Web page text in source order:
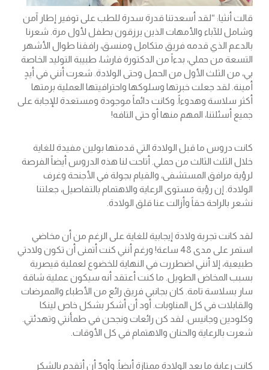
قالت أنثيا: “لقد أسعدتنا قدرة سدرة للطب على توفير إطار آمن
وشامل للآباء والأمهات الذين يرزقون بطفل لأول مرة. شعرنا
بالدعم الذي قدمه فريق متكامل ومنسق، رافقنا طوال الأشهر
التسعة من حملي، بدءاً من الدكتورة فارشا، طبيبة التوليد الخاصة
بي، من الثلث الأول من الحمل وحتى الولادة. شعرت أنني في أيدٍ
أمينة. لقد جعلت خبرتها وسلوكها واحترافيتها العملية برمتها
أكثر سلاسة وهدوءاً. وكانت دائماً موجودة ومستعدة للإجابة على
جميع أسئلتنا، المهم منها أو حتى التافه!
كانت دروس ما قبل الولادة التي قدمتها بولين مفيدة للغاية
خلال الثلث الثالث من حملي. أتاحت لنا هذه الدروس أيضاً الفرصة
لرؤية مرافق المستشفى، والقيام بجولة في الأجنحة وغرف
الولادة. إن رؤية مستوى الرعاية والاهتمام بالتفاصيل، جعلتنا
نشعر بالراحة حقاً وأزالت عنا قلق الولادة.
لقد كانت تجربة ولادة إيجابية للغاية على الرغم من أن مخاضي
استمر على مدى 48 ساعة! ورغم أنني كنت أتمنى أن تكون ولادتي
طبيعية، إلا أنني اضطررت في النهاية للخضوع لعملية قيصرية
بسبب المخاض الطويل. ما كنت أعتقد أنه سيكون عملية شاقة
سار بسلاسة تامة. كان بجانبي فريق رائع من الأطباء والممرضات
والقابلات في كل المناوبات. أود أن أشكر بشكل خاص لينكا
وكلودين وجانيس. لقد كن رائعات ونجحن في طمأنتي وتهدئتي.
شعرت بالرعاية والحنان والاهتمام في كل الأوقات.
كانت رعاية ما بعد الولادة ممتازة أيضاً. وأودّ أن أتقدم بالشكر